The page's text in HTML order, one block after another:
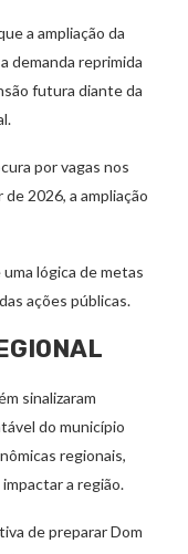
a ampliação da
demanda reprimida
futura diante da
por vagas nos
2026, a ampliação
lógica de metas
ações públicas.
sinalizaram
do município
regionais,
a região.
de preparar Dom